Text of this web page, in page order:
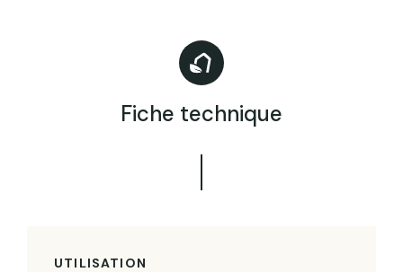
Fiche technique
UTILISATION